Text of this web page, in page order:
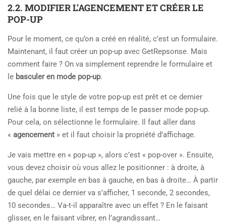
2.2. MODIFIER L’AGENCEMENT ET CRÉER LE
POP-UP
Pour le moment, ce qu’on a créé en réalité, c’est un formulaire.
Maintenant, il faut créer un pop-up avec GetRepsonse. Mais
comment faire ? On va simplement reprendre le formulaire et
le basculer en mode pop-up.
Une fois que le style de votre pop-up est prêt et ce dernier
relié à la bonne liste, il est temps de le passer mode pop-up.
Pour cela, on sélectionne le formulaire. Il faut aller dans
« agencement » et il faut choisir la propriété d’affichage.
Je vais mettre en « pop-up », alors c’est « pop-over ». Ensuite,
vous devez choisir où vous allez le positionner : à droite, à
gauche, par exemple en bas à gauche, en bas à droite… À partir
de quel délai ce dernier va s’afficher, 1 seconde, 2 secondes,
10 secondes… Va-t-il apparaître avec un effet ? En le faisant
glisser, en le faisant vibrer, en l’agrandissant…